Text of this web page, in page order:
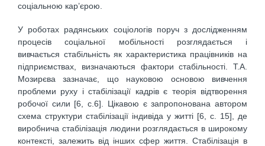
соціальною кар’єрою.
У роботах радянських соціологів поруч з дослідженням
процесів соціальної мобільності розглядається і
вивчається стабільність як характеристика працівників на
підприємствах, визначаються фактори стабільності. Т.А.
Мозирєва зазначає, що науковою основою вивчення
проблеми руху і стабілізації кадрів є теорія відтворення
робочої сили [6, с.6]. Цікавою є запропо­нована автором
схема структури стабілі­зації індивіда у житті [6, с. 15], де
виробнича стабілізація людини розгля­дається в широкому
контексті, залежить від інших сфер життя. Стабілізація в